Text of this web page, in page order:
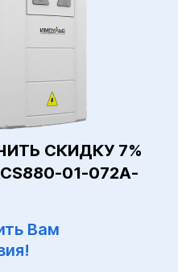
СКИДКУ 7%
01-072A-
Вам